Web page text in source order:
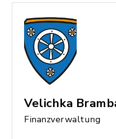
Velichka
Finanzverwaltung